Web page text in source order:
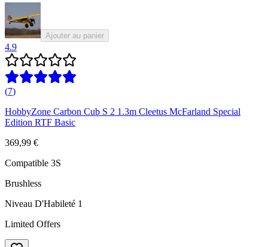
Ajouter au panier
4.9
(7)
HobbyZone Carbon Cub S 2 1.3m Cleetus McFarland Special
Edition RTF Basic
369,99 €
Compatible 3S
Brushless
Niveau D'Habileté 1
Limited Offers